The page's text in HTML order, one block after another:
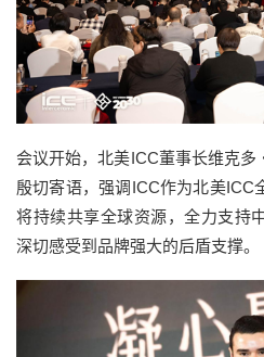
会议开始，北美ICC董事长维克
殷切寄语，强调ICC作为北美ICC
将持续共享全球资源，全力支持
深切感受到品牌强大的后盾支撑。